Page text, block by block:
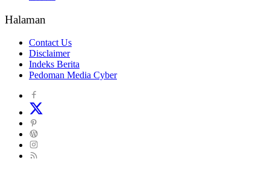
Halaman
Contact Us
Disclaimer
Indeks Berita
Pedoman Media Cyber